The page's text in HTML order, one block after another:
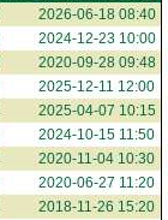
2026-06-18 08:40
2024-12-23 10:00
2020-09-28 09:48
2025-12-11 12:00
2025-04-07 10:15
2024-10-15 11:50
2020-11-04 10:30
2020-06-27 11:20
2018-11-26 15:20